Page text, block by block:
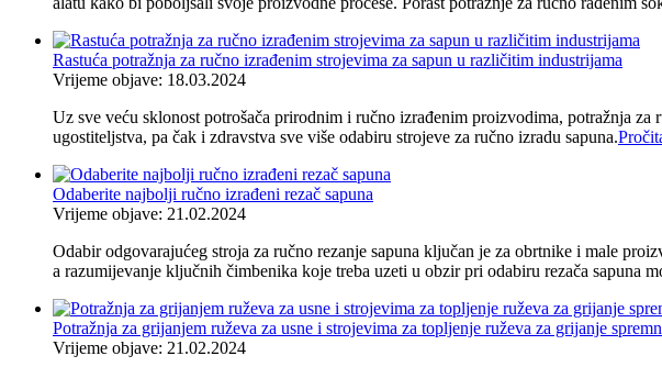
Rastuća potražnja za ručno izrađenim strojevima za sapun u različitim industrijama
Vrijeme objave: 18.03.2024
Uz sve veću sklonost potrošača prirodnim i ručno izrađenim proizvodima, potražnja
ugostiteljstva, pa čak i zdravstva sve više odabiru strojeve za ručno izradu sapuna.
Odaberite najbolji ručno izrađeni rezač sapuna
Vrijeme objave: 21.02.2024
Odabir odgovarajućeg stroja za ručno rezanje sapuna ključan je za obrtnike i male
a razumijevanje ključnih čimbenika koje treba uzeti u obzir pri odabiru rezača sapuna
Potražnja za grijanjem ruževa za usne i strojevima za topljenje ruževa za grijanje
Vrijeme objave: 21.02.2024